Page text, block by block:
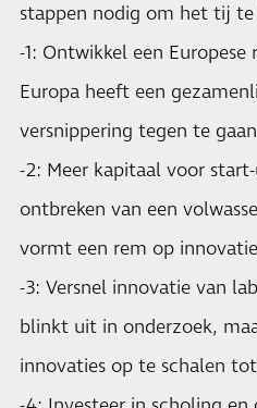
stappen nodig om het tij te
-1: Ontwikkel een
Europa heeft een
versnippering tegen te
-2: Meer kapitaal voor
ontbreken van een
vormt een rem op
-3: Versnel innovatie van
blinkt uit in onderzoek,
innovaties op te schalen